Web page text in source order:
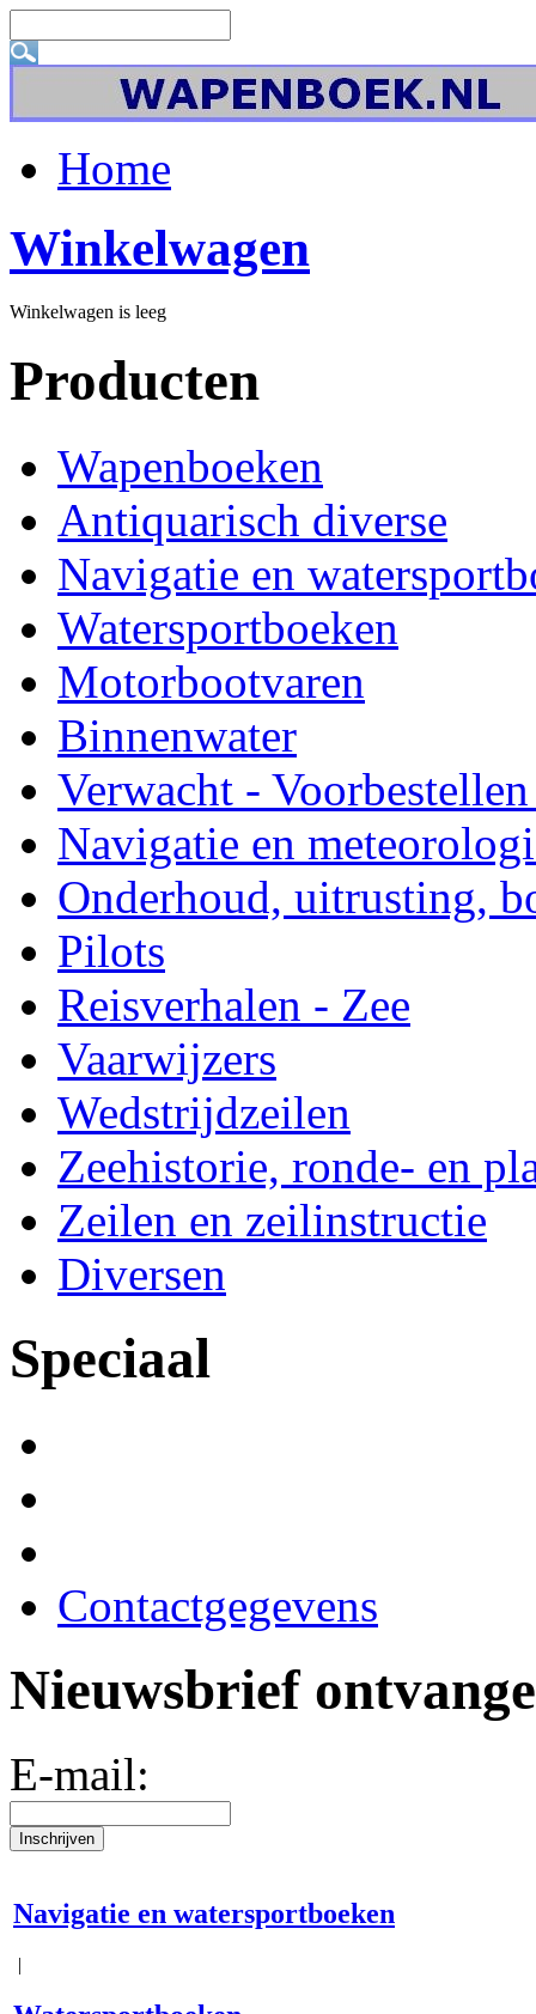
Home
Winkelwagen
Winkelwagen is leeg
Producten
Wapenboeken
Antiquarisch diverse
Navigatie en
Watersportboeken
Motorbootvaren
Binnenwater
Verwacht -
Navigatie en
Onderhoud, uitrusting,
Pilots
Reisverhalen - Zee
Vaarwijzers
Wedstrijdzeilen
Zeehistorie, ronde- en
Zeilen en zeilinstructie
Diversen
Speciaal
Contactgegevens
Nieuwsbrief
E-mail:
Navigatie en watersportboeken
|